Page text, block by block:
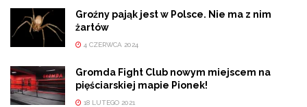
Groźny pająk jest w Polsce. Nie ma z nim
żartów
4 CZERWCA 2024
Gromda Fight Club nowym miejscem na
pięściarskiej mapie Pionek!
18 LUTEGO 2021